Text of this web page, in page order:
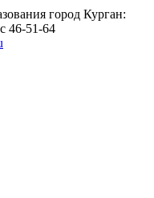
город Курган:
46-51-64